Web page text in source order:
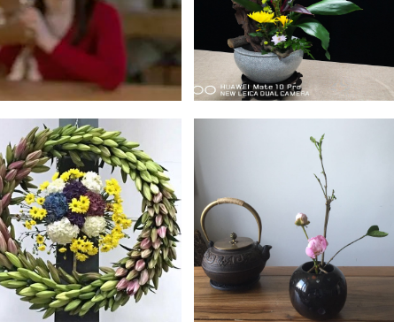
花培训班招生简章
种）培训班
茶艺师、评茶师(培训/考证)班中国插花花艺讲师培训课程